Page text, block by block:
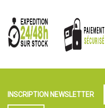
INSCRIPTION NEWSLETTER